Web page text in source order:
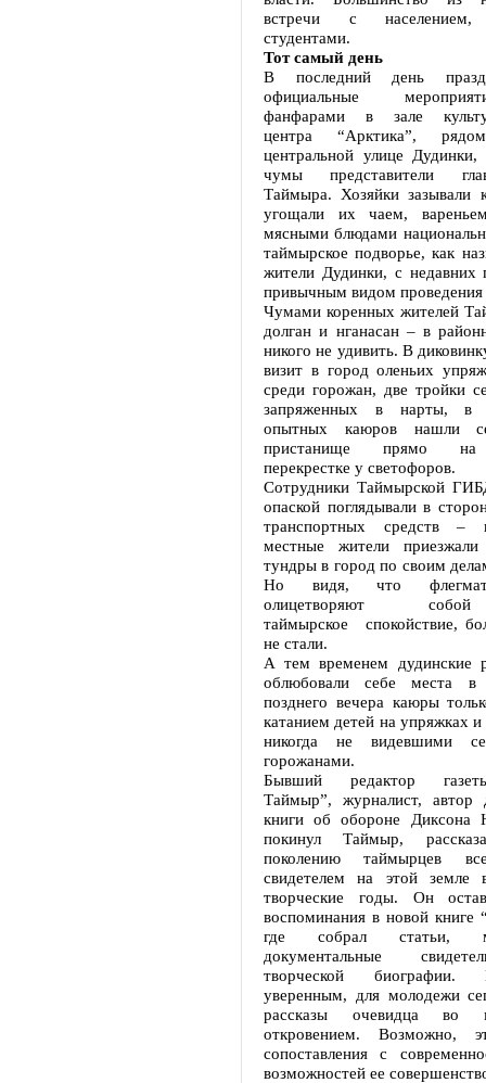
встречи с населением,
студентами.
Тот самый день
В последний день
официальные
фанфарами в зале
центра “Арктика”,
центральной улице Дудинки,
чумы представители
Таймыра. Хозяйки зазывали
угощали их чаем,
мясными блюдами
таймырское подворье, как
жители Дудинки, с недавних
привычным видом проведения
Чумами коренных жителей
долган и нганасан – в
никого не удивить. В
визит в город оленьих
среди горожан, две тройки
запряженных в нарты, в
опытных каюров нашли
пристанище прямо на
перекрестке у светофоров.
Сотрудники Таймырской
опаской поглядывали в
транспортных средств –
местные жители
тундры в город по своим
Но видя, что
олицетворяют
таймырское спокойствие,
не стали.
А тем временем дудинские
облюбовали себе места
позднего вечера каюры
катанием детей на упряжках
никогда не видевшими
горожанами.
Бывший редактор
Таймыр”, журналист, автор
книги об обороне Диксона
покинул Таймыр,
поколению таймырцев
свидетелем на этой
творческие годы. Он
воспоминания в новой книге
где собрал статьи,
документальные
творческой
уверенным, для молодежи
рассказы очевидца во
откровением. Возможно,
сопоставления с
возможностей ее